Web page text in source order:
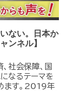
ない。日本か
ンネル】
、社会保障、国
なるテーマを
ます。2019年